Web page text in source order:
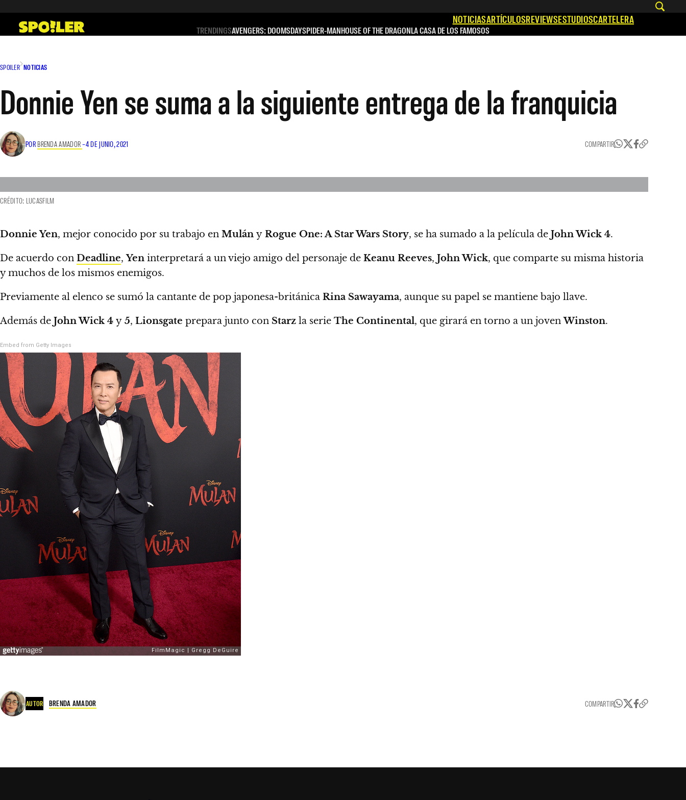
contenido
NOTICIASARTÍCULOSREVIEWSESTUDIOSCARTELERA
TRENDINGSAVENGERS: DOOMSDAYSPIDER-MANHOUSE OF THE DRAGONLA CASA DE LOS FAMOSOS
SPOILER NOTICIAS
Donnie Yen se suma a la siguiente entrega de la franquicia
POR BRENDA AMADOR–4 DE JUNIO, 2021 COMPARTIR
CRÉDITO: LUCASFILM
Donnie Yen, mejor conocido por su trabajo en Mulán y Rogue One: A Star Wars Story, se ha sumado a la película de John Wick 4.
De acuerdo con Deadline,Yen interpretará a un viejo amigo del personaje de Keanu Reeves, John Wick, que comparte su misma historia
y muchos de los mismos enemigos.
Previamente al elenco se sumó la cantante de pop japonesa-británica Rina Sawayama, aunque su papel se mantiene bajo llave.
Además de John Wick 4 y 5, Lionsgate prepara junto con Starz la serie The Continental, que girará en torno a un jovenWinston.
Embed from Getty Images
AUTOR BRENDA AMADOR COMPARTIR